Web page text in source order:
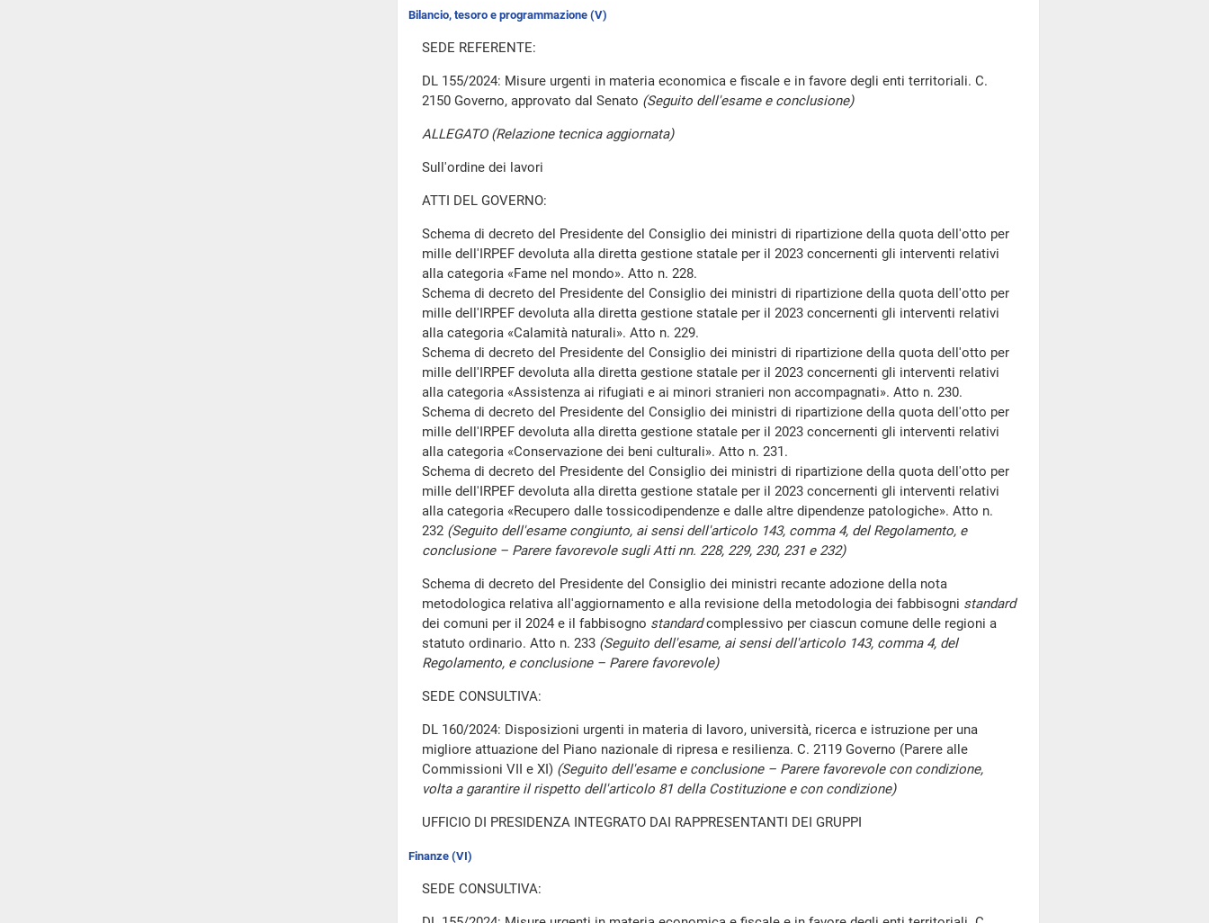
Bilancio, tesoro e programmazione (V)
SEDE REFERENTE:
DL 155/2024: Misure urgenti in materia economica e fiscale e in favore degli enti territoriali. C.
2150 Governo, approvato dal Senato (Seguito dell'esame e conclusione)
ALLEGATO (Relazione tecnica aggiornata)
Sull'ordine dei lavori
ATTI DEL GOVERNO:
Schema di decreto del Presidente del Consiglio dei ministri di ripartizione della quota dell'otto per
mille dell'IRPEF devoluta alla diretta gestione statale per il 2023 concernenti gli interventi relativi
alla categoria «Fame nel mondo». Atto n. 228.
Schema di decreto del Presidente del Consiglio dei ministri di ripartizione della quota dell'otto per
mille dell'IRPEF devoluta alla diretta gestione statale per il 2023 concernenti gli interventi relativi
alla categoria «Calamità naturali». Atto n. 229.
Schema di decreto del Presidente del Consiglio dei ministri di ripartizione della quota dell'otto per
mille dell'IRPEF devoluta alla diretta gestione statale per il 2023 concernenti gli interventi relativi
alla categoria «Assistenza ai rifugiati e ai minori stranieri non accompagnati». Atto n. 230.
Schema di decreto del Presidente del Consiglio dei ministri di ripartizione della quota dell'otto per
mille dell'IRPEF devoluta alla diretta gestione statale per il 2023 concernenti gli interventi relativi
alla categoria «Conservazione dei beni culturali». Atto n. 231.
Schema di decreto del Presidente del Consiglio dei ministri di ripartizione della quota dell'otto per
mille dell'IRPEF devoluta alla diretta gestione statale per il 2023 concernenti gli interventi relativi
alla categoria «Recupero dalle tossicodipendenze e dalle altre dipendenze patologiche». Atto n.
232 (Seguito dell'esame congiunto, ai sensi dell'articolo 143, comma 4, del Regolamento, e
conclusione – Parere favorevole sugli Atti nn. 228, 229, 230, 231 e 232)
Schema di decreto del Presidente del Consiglio dei ministri recante adozione della nota
metodologica relativa all'aggiornamento e alla revisione della metodologia dei fabbisogni standard
dei comuni per il 2024 e il fabbisogno standardcomplessivo per ciascun comune delle regioni a
statuto ordinario. Atto n. 233 (Seguito dell'esame, ai sensi dell'articolo 143, comma 4, del
Regolamento, e conclusione – Parere favorevole)
SEDE CONSULTIVA:
DL 160/2024: Disposizioni urgenti in materia di lavoro, università, ricerca e istruzione per una
migliore attuazione del Piano nazionale di ripresa e resilienza. C. 2119 Governo (Parere alle
Commissioni VII e XI) (Seguito dell'esame e conclusione – Parere favorevole con condizione,
volta a garantire il rispetto dell'articolo 81 della Costituzione e con condizione)
UFFICIO DI PRESIDENZA INTEGRATO DAI RAPPRESENTANTI DEI GRUPPI
Finanze (VI)
SEDE CONSULTIVA: